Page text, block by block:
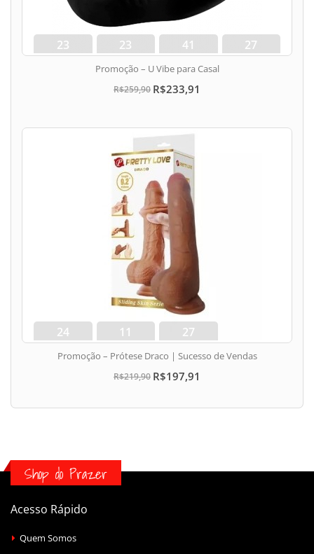
23
dias
23
hora
41
min
26
seg
Promoção – U Vibe para Casal
R$259,90 R$233,91
24
dias
11
min
26
seg
Promoção – Prótese Draco | Sucesso de Vendas
R$219,90 R$197,91
Shop do Prazer
Acesso Rápido
Quem Somos